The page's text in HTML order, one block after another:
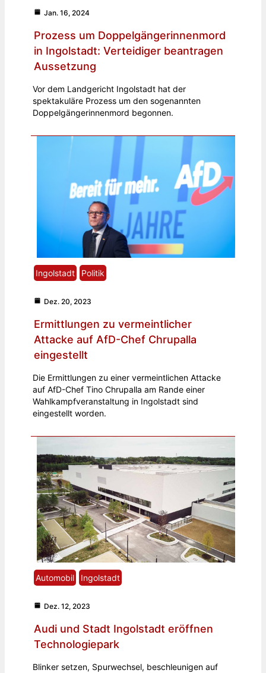
Jan. 16, 2024
Prozess um Doppelgängerinnenmord
in Ingolstadt: Verteidiger beantragen
Aussetzung
Vor dem Landgericht Ingolstadt hat der
spektakuläre Prozess um den sogenannten
Doppelgängerinnenmord begonnen.
Ingolstadt Politik
Dez. 20, 2023
Ermittlungen zu vermeintlicher
Attacke auf AfD-Chef Chrupalla
eingestellt
Die Ermittlungen zu einer vermeintlichen Attacke
auf AfD-Chef Tino Chrupalla am Rande einer
Wahlkampfveranstaltung in Ingolstadt sind
eingestellt worden.
Automobil Ingolstadt
Dez. 12, 2023
Audi und Stadt Ingolstadt eröffnen
Technologiepark
Blinker setzen, Spurwechsel, beschleunigen auf